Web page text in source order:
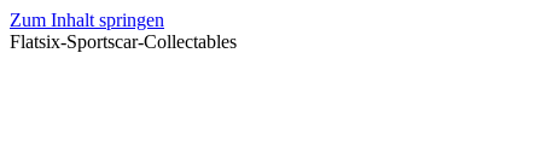
Zum Inhalt springen
Flatsix-Sportscar-Collectables